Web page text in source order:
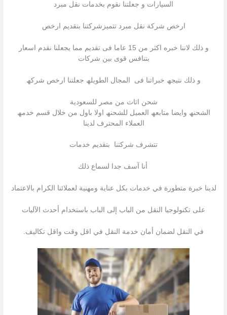
السیارات و جعلتنا نقوم بخدمات نقل مبرد
ارخص شركة نقل مبرد تتمیزشركتنا بتقدیم ارخص
و ذلك لاننا خبره اكثر من 15 عاما فى تقدیم مما یجعلنا نقدم اسعار
بتنافس قوى بین شركات
و ذلك نتیجھ خبراتنا فى المجال الطویلھ جعلتنا ارخص شركھ
شحن اثاث من مصر للسعودية
الشحنھ وایضا متابعھ العمیل للشحنھ اولا باول من خلال قسم خدمھ
العملاء المحترف لدینا
تتشرف شركتنا بتقدیم خدمات
أنا آسف جدا لسماع ذلك
لدينا خبرة متطورة في خدمات بكل عناية ومهنية لعملائنا الكرام بالاعتماد
على تكنولوجيا النقل من الباب إلى الباب باستخدام أحدث الآليات
في النقل لضمان أمان خدمة النقل في اقل وقت واقل تكاليف.